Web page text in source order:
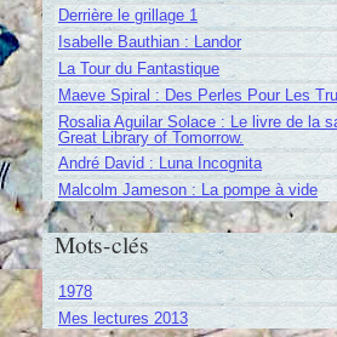
Derrière le grillage 1
Isabelle Bauthian : Landor
La Tour du Fantastique
Maeve Spiral : Des Perles Pour Les
Rosalia Aguilar Solace : Le livre de la
Great Library of Tomorrow.
André David : Luna Incognita
Malcolm Jameson : La pompe à vide
Mots-clés
1978
Mes lectures 2013